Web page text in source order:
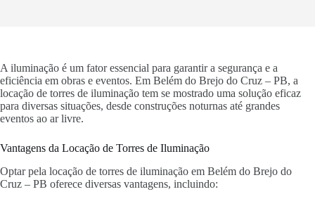
A iluminação é um fator essencial para garantir a segurança e a
eficiência em obras e eventos. Em Belém do Brejo do Cruz – PB, a
locação de torres de iluminação tem se mostrado uma solução eficaz
para diversas situações, desde construções noturnas até grandes
eventos ao ar livre.
Vantagens da Locação de Torres de Iluminação
Optar pela locação de torres de iluminação em Belém do Brejo do
Cruz – PB oferece diversas vantagens, incluindo: